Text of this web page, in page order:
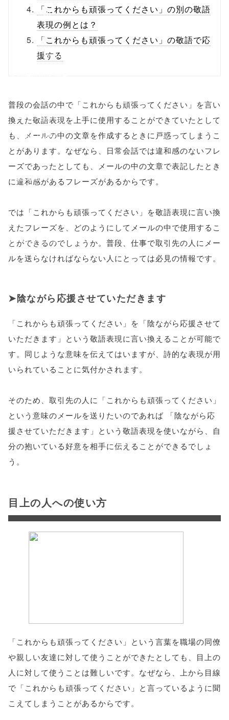
line10
/1040483"
onclick="windo
'width=550,
height=450,
menubar=no,
toolbar=no,
); return
false;"> シェア
「これからも頑張ってください」の別の敬語
表現の例とは？
「これからも頑張ってください」の敬語で応
援する
普段の会話の中で「これからも頑張ってください」を言い
換えた敬語表現を上手に使用することができていたとして
も、メールの中の文章を作成するときに戸惑ってしまうこ
とがあります。なぜなら、日常会話では違和感のないフレ
ーズであったとしても、メールの中の文章で表記したとき
に違和感があるフレーズがあるからです。
では「これからも頑張ってください」を敬語表現に言い換
えたフレーズを、どのようにしてメールの中で使用するこ
とができるのでしょうか。普段、仕事で取引先の人にメー
ルを送らなければならない人にとっては必見の情報です。
陰ながら応援させていただきます
「これからも頑張ってください」を「陰ながら応援させて
いただきます」という敬語表現に言い換えることが可能で
す。同じような意味を伝えてはいますが、詩的な表現が用
いられていることに気付かされます。
そのため、取引先の人に「これからも頑張ってください」
という意味のメールを送りたいのであれば 「陰ながら応
援させていただきます」という敬語表現を使いながら、自
分の抱いている好意を相手に伝えることができるでしょ
う。
目上の人への使い方
「これからも頑張ってください」という言葉を職場の同僚
や親しい友達に対して使うことができたとしても、目上の
人に対して使うことは難しいです。なぜなら、上から目線
で「これからも頑張ってください」と言っているように聞
こえてしまうことがあるからです。